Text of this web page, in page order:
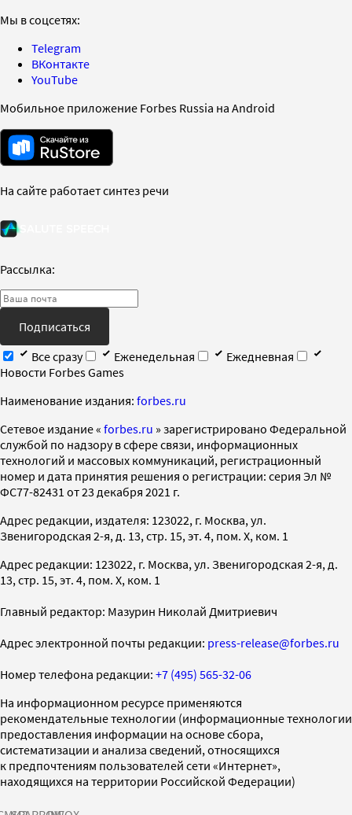
Мы в соцсетях:
Telegram
ВКонтакте
YouTube
Мобильное приложение Forbes Russia на Android
На сайте работает синтез речи
Рассылка:
Подписаться
Все сразу
Еженедельная
Ежедневная
Новости Forbes Games
Наименование издания: forbes.ru
Cетевое издание « forbes.ru » зарегистрировано Федеральной
службой по надзору в сфере связи, информационных
технологий и массовых коммуникаций, регистрационный
номер и дата принятия решения о регистрации: серия Эл №
ФС77-82431 от 23 декабря 2021 г.
Адрес редакции, издателя: 123022, г. Москва, ул.
Звенигородская 2-я, д. 13, стр. 15, эт. 4, пом. X, ком. 1
Адрес редакции: 123022, г. Москва, ул. Звенигородская 2-я, д.
13, стр. 15, эт. 4, пом. X, ком. 1
Главный редактор: Мазурин Николай Дмитриевич
Адрес электронной почты редакции: press-release@forbes.ru
Номер телефона редакции: +7 (495) 565-32-06
На информационном ресурсе применяются
рекомендательные технологии (информационные технологии
предоставления информации на основе сбора,
систематизации и анализа сведений, относящихся
к предпочтениям пользователей сети «Интернет»,
находящихся на территории Российской Федерации)